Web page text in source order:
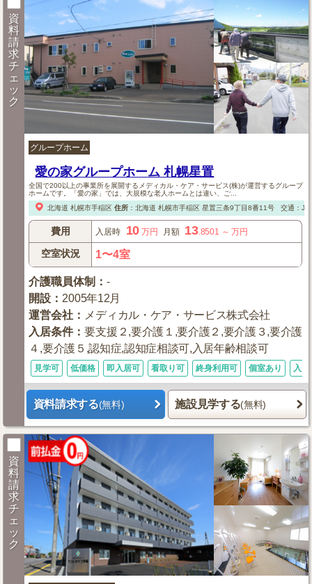
資
料
請
求
チ
ェ
ッ
ク
グループホーム
愛の家グループホーム 札幌星置
全国で200以上の事業所を展開するメディカル・ケア・サービス(株)が運営するグループ
ホームです。「愛の家」では、大規模な老人ホームとは違い、ご...
北海道 札幌市手稲区 住所： 北海道 札幌市手稲区星置三条9丁目8番11号 交通：JR
費用 入居時 10 万円 月額 13.8501 ～万円
空室状況 1〜4室
介護職員体制 ：-
開設 ： 2005年12月
運営会社 ： メディカル・ケア・サービス株式会社
入居条件：要支援２,要介護１,要介護２,要介護３,要介護
４,要介護５,認知症,認知症相談可,入居年齢相談可
見学可 低価格 即入居可 看取り可 終身利用可 個室あり 入居
資料請求する(無料) 施設見学する(無料)
資
料
請
求
チ
ェ
ッ
ク